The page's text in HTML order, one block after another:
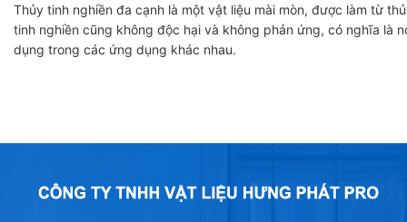
Thủy tinh nghiền đa cạnh là một vật liệu mài mòn, được làm từ
tinh nghiền cũng không độc hại và không phản ứng, có nghĩa là
dụng trong các ứng dụng khác nhau.